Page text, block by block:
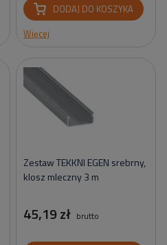
DODAJ DO KOSZYKA
Więcej
Zestaw TEKKNI EGEN srebrny,
klosz mleczny 3 m
45,19 zł brutto